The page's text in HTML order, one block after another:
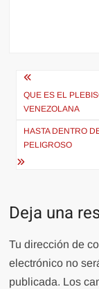
de
entradas
QUE ES EL
VENEZOLANA
HASTA DENTRO
PELIGROSO
Deja una
Tu dirección de
electrónico no
publicada. Los